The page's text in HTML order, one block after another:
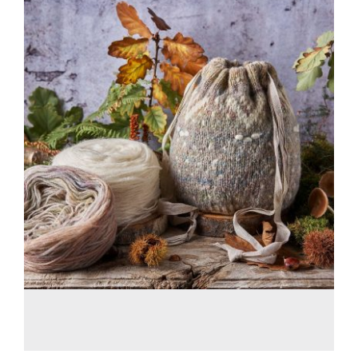
Blog
Contacto
Newsletter
Carrito
Mi cuenta